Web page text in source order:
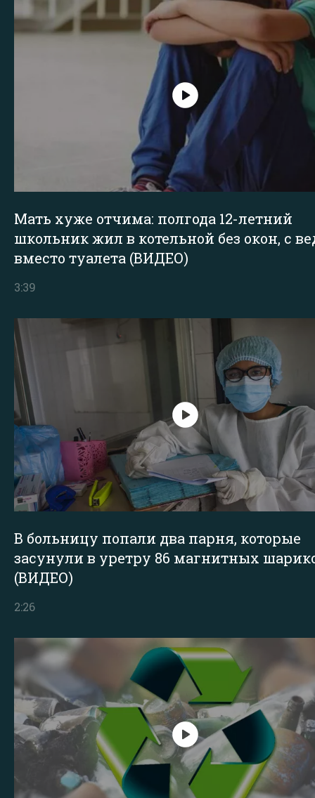
Мать хуже отчима: полгода 12-летний
школьник жил в котельной без окон, с
вместо туалета (ВИДЕО)
3:39
В больницу попали два парня, которые
засунули в уретру 86 магнитных
(ВИДЕО)
2:26